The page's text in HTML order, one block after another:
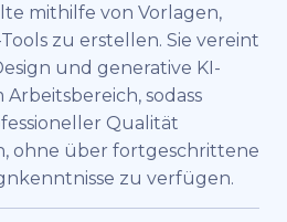
mithilfe von Vorlagen,
zu erstellen. Sie vereint
und generative KI-
sodass
Qualität
ohne über fortgeschrittene
zu verfügen.